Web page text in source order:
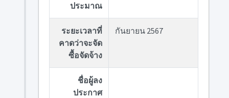
ประมาณ
ระยะเวลาที่
คาดว่าจะจัด
ซื้อจัดจ้าง
กันยายน 2567
ชื่อผู้ลง
ประกาศ